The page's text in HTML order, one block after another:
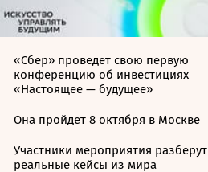
«Сбер» проведет свою первую
конференцию об инвестициях
«Настоящее — будущее»
Она пройдет 8 октября в Москве
Участники мероприятия разберут
реальные кейсы из мира